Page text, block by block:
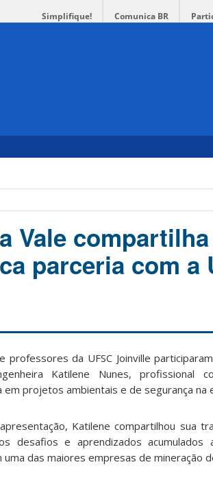
Simplifique! Comunica BR
Vale compartilha
parceria com a
professores da UFSC Joinville
Katilene Nunes, profissional
em projetos ambientais e de segurança na
Katilene compartilhou sua
desafios e aprendizados
uma das maiores empresas de mineração